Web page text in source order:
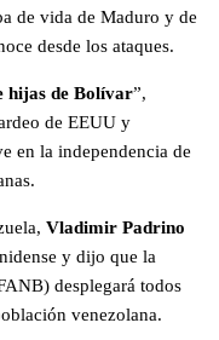
de vida de Maduro y de
desde los ataques.
hijas de Bolívar”,
de EEUU y
en la independencia de
Vladimir Padrino
y dijo que la
desplegará todos
venezolana.